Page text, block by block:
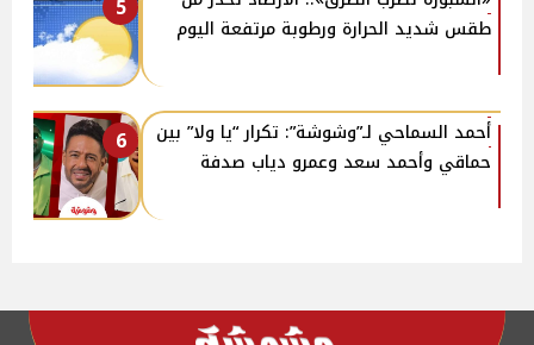
طقس شديد الحرارة ورطوبة مرتفعة اليوم
6
أحمد السماحي لـ”وشوشة”: تكرار “يا ولا” بين
حماقي وأحمد سعد وعمرو دياب صدفة